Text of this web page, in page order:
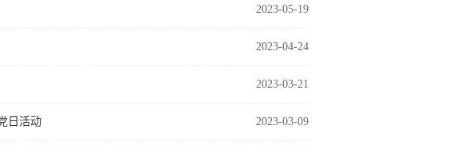
2023-05-19
2023-04-24
2023-03-21
2023-03-09
日活动